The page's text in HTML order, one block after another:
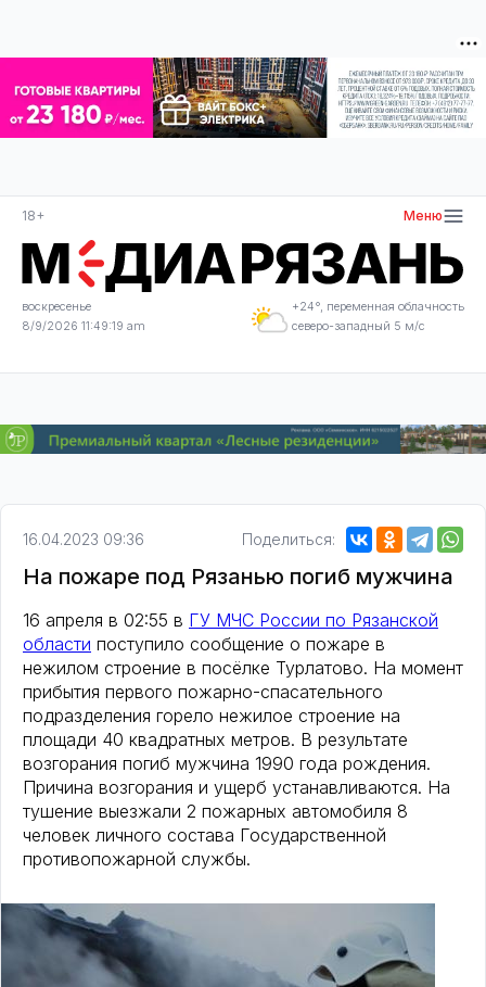
18+ Меню
воскресенье
8/9/2026 11:49:19 am
+24°, переменная облачность
северо-западный 5 м/с
16.04.2023 09:36 Поделиться:
На пожаре под Рязанью погиб мужчина
16 апреля в 02:55 в ГУ МЧС России по Рязанской
области поступило сообщение о пожаре в
нежилом строение в посёлке Турлатово. На момент
прибытия первого пожарно-спасательного
подразделения горело нежилое строение на
площади 40 квадратных метров. В результате
возгорания погиб мужчина 1990 года рождения.
Причина возгорания и ущерб устанавливаются. На
тушение выезжали 2 пожарных автомобиля 8
человек личного состава Государственной
противопожарной службы.